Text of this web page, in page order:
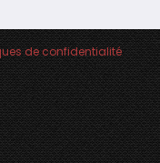
de confidentialité